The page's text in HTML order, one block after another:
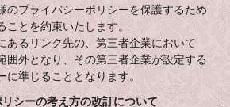
のプライバシーポリシーを保護するため
ことを約束いたします。
あるリンク先の、第三者企業において
囲外となり、その第三者企業が設定する
に準じることとなります。
シーの考え方の改訂について